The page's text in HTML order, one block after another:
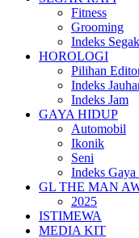
Fitness
Grooming
Indeks
HOROLOGI
Pilihan
Indeks
Indeks Jam
GAYA HIDUP
Automobil
Ikonik
Seni
Indeks
GL THE MAN
2025
ISTIMEWA
MEDIA KIT